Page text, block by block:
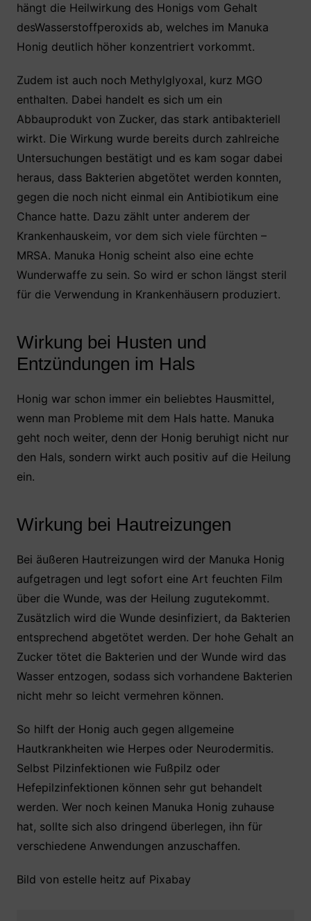
hängt die Heilwirkung des Honigs vom Gehalt
desWasserstoffperoxids ab, welches im Manuka
Honig deutlich höher konzentriert vorkommt.
Zudem ist auch noch Methylglyoxal, kurz MGO
enthalten. Dabei handelt es sich um ein
Abbauprodukt von Zucker, das stark antibakteriell
wirkt. Die Wirkung wurde bereits durch zahlreiche
Untersuchungen bestätigt und es kam sogar dabei
heraus, dass Bakterien abgetötet werden konnten,
gegen die noch nicht einmal ein Antibiotikum eine
Chance hatte. Dazu zählt unter anderem der
Krankenhauskeim, vor dem sich viele fürchten –
MRSA. Manuka Honig scheint also eine echte
Wunderwaffe zu sein. So wird er schon längst steril
für die Verwendung in Krankenhäusern produziert.
Wirkung bei Husten und
Entzündungen im Hals
Honig war schon immer ein beliebtes Hausmittel,
wenn man Probleme mit dem Hals hatte. Manuka
geht noch weiter, denn der Honig beruhigt nicht nur
den Hals, sondern wirkt auch positiv auf die Heilung
ein.
Wirkung bei Hautreizungen
Bei äußeren Hautreizungen wird der Manuka Honig
aufgetragen und legt sofort eine Art feuchten Film
über die Wunde, was der Heilung zugutekommt.
Zusätzlich wird die Wunde desinfiziert, da Bakterien
entsprechend abgetötet werden. Der hohe Gehalt an
Zucker tötet die Bakterien und der Wunde wird das
Wasser entzogen, sodass sich vorhandene Bakterien
nicht mehr so leicht vermehren können.
So hilft der Honig auch gegen allgemeine
Hautkrankheiten wie Herpes oder Neurodermitis.
Selbst Pilzinfektionen wie Fußpilz oder
Hefepilzinfektionen können sehr gut behandelt
werden. Wer noch keinen Manuka Honig zuhause
hat, sollte sich also dringend überlegen, ihn für
verschiedene Anwendungen anzuschaffen.
Bild von estelle heitz auf Pixabay